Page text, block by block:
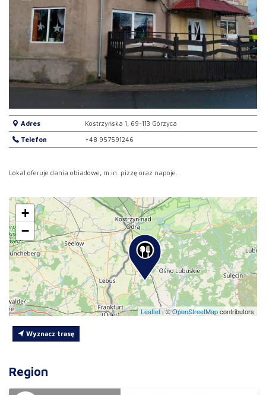
Adres Kostrzyńska 1, 69-113 Górzyca
Telefon +48 957591246
Lokal oferuje dania obiadowe, m.in. pizzę oraz napoje.
+
−
Leaflet|©OpenStreetMapcontributors
Wyznacz trasę
Region